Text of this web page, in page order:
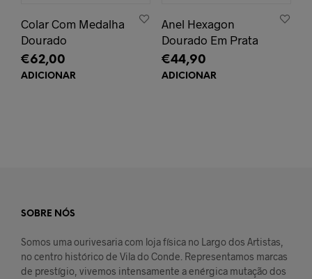
Colar Com Medalha
Dourado
€62,00
ADICIONAR
Anel Hexagon
Dourado Em Prata
€44,90
ADICIONAR
SOBRE NÓS
Somos uma ourivesaria com loja física no Largo dos Artistas,
no centro histórico de Vila do Conde. Representamos marcas
de prestígio, vivemos intensamente a enérgica mutação dos